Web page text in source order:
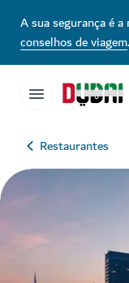
A sua segurança é
conselhos de viagem.
Restaurantes